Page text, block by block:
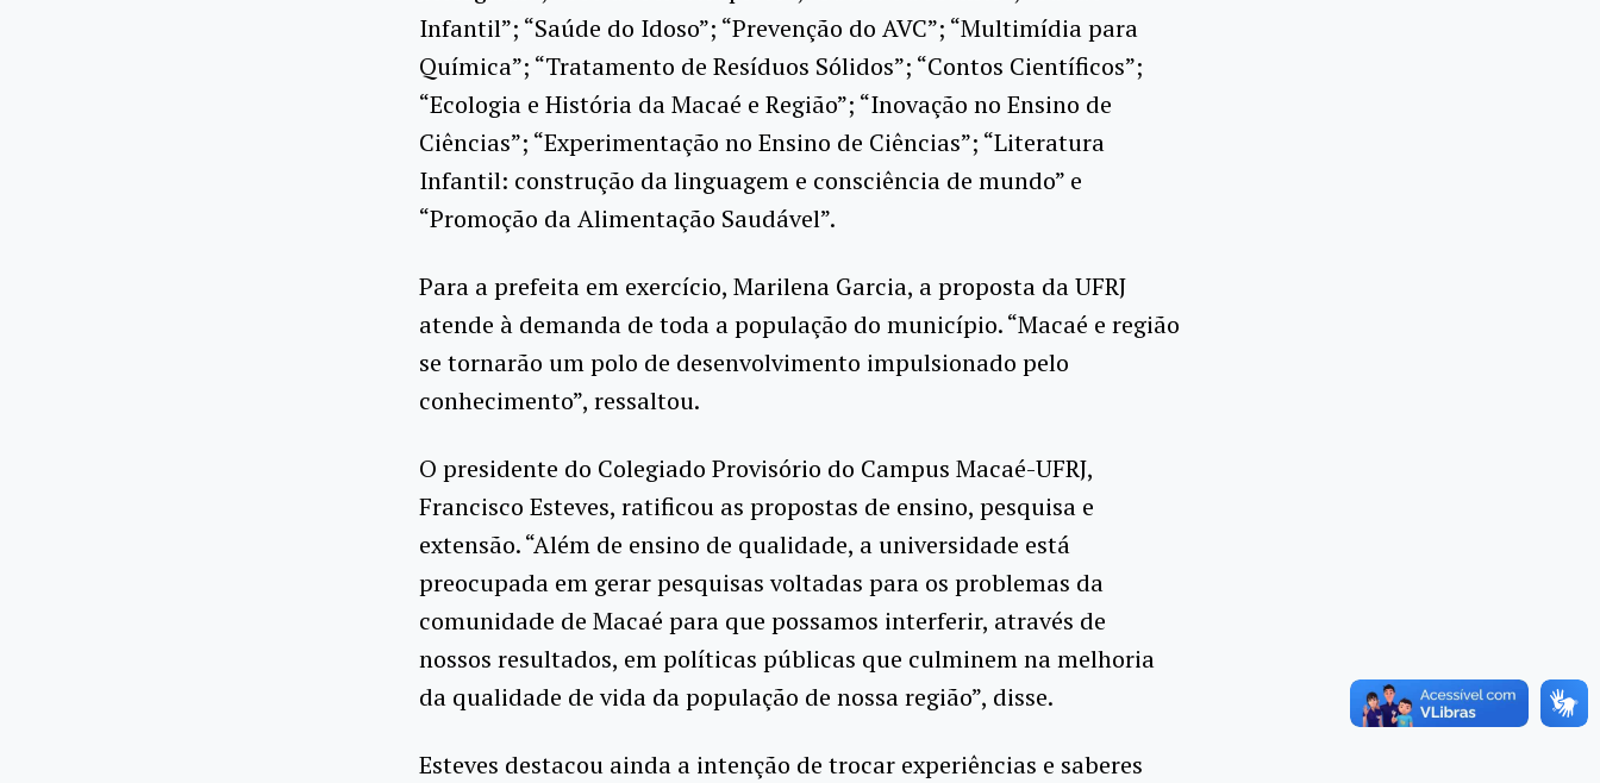
Infantil”; “Saúde do Idoso”; “Prevenção do AVC”; “Multimídia para
Química”; “Tratamento de Resíduos Sólidos”; “Contos Científicos”;
“Ecologia e História da Macaé e Região”; “Inovação no Ensino de
Ciências”; “Experimentação no Ensino de Ciências”; “Literatura
Infantil: construção da linguagem e consciência de mundo” e
“Promoção da Alimentação Saudável”.
Para a prefeita em exercício, Marilena Garcia, a proposta da UFRJ
atende à demanda de toda a população do município. “Macaé e região
se tornarão um polo de desenvolvimento impulsionado pelo
conhecimento”, ressaltou.
O presidente do Colegiado Provisório do Campus Macaé-UFRJ,
Francisco Esteves, ratificou as propostas de ensino, pesquisa e
extensão. “Além de ensino de qualidade, a universidade está
preocupada em gerar pesquisas voltadas para os problemas da
comunidade de Macaé para que possamos interferir, através de
nossos resultados, em políticas públicas que culminem na melhoria
da qualidade de vida da população de nossa região”, disse.
Esteves destacou ainda a intenção de trocar experiências e saberes